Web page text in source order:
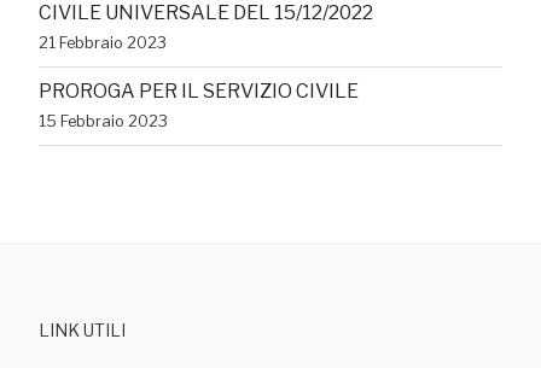
CIVILE UNIVERSALE DEL 15/12/2022
21 Febbraio 2023
PROROGA PER IL SERVIZIO CIVILE
15 Febbraio 2023
LINK UTILI